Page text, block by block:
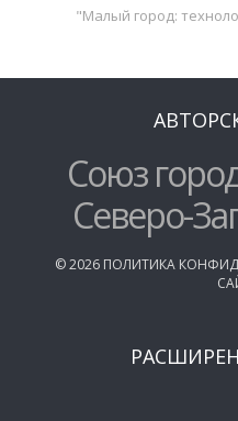
"Малый город:
Союз
Северо-
©2026 ПОЛИТИКА